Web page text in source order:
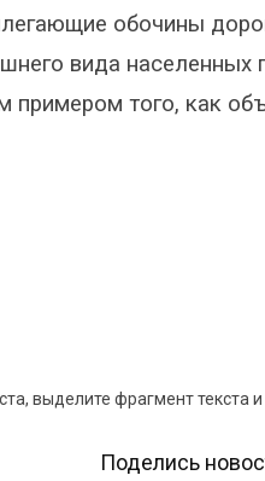
обочины
вида населенных
примером того, как
выделите фрагмент текста
Поделись